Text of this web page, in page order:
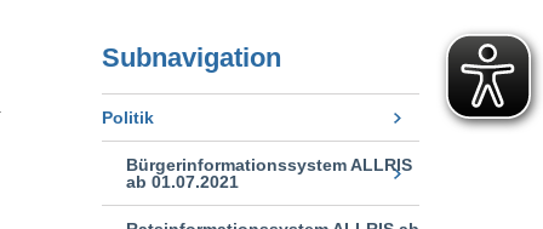
Subnavigation
Politik
Bürgerinformationssystem ALLRIS
ab 01.07.2021